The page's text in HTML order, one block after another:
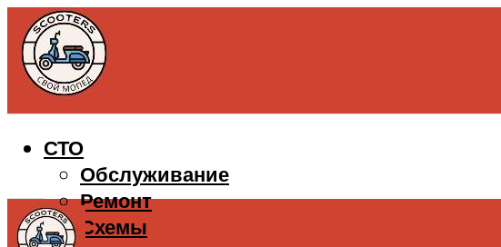
СТО
Обслуживание
Ремонт
Схемы